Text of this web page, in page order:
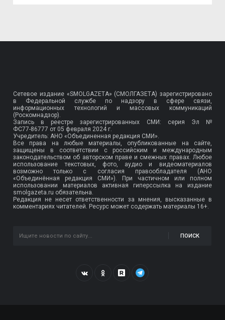
Сетевое издание «SMOLGAZETA» (СМОЛГАЗЕТА) зарегистрировано
в Федеральной службе по надзору в сфере связи,
информационных технологий и массовых коммуникаций
(Роскомнадзор).
Запись в реестре зарегистрированных СМИ: серия Эл №
ФС77-86777 от 05 февраля 2024 г.
Учредитель: АНО «Объединенная редакция СМИ».
Все права на любые материалы, опубликованные на сайте,
защищены в соответствии с российским и международным
законодательством об авторском праве и смежных правах. Любое
использование текстовых, фото, аудио и видеоматериалов
возможно только с согласия правообладателя (АНО
«Объединённая редакция СМИ»). При частичном или полном
использовании материалов активная гиперссылка на издание
smolgazeta.ru обязательна.
Редакция не несет ответственности за мнения, высказанные в
комментариях читателей. Ресурс может содержать материалы 16+.
ПОИСК